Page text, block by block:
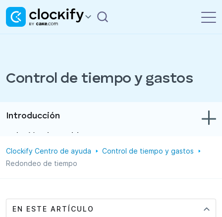
Control de tiempo y gastos
Introducción
Control de tiempo y gastos
Proyectos
Clockify Centro de ayuda
Control de tiempo y gastos
Redondeo de tiempo
EN ESTE ARTÍCULO